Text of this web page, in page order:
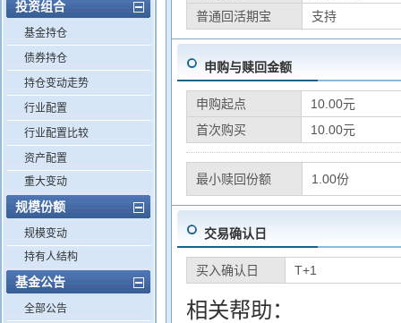
投资组合
基金持仓
债券持仓
持仓变动走势
行业配置
行业配置比较
资产配置
重大变动
规模份额
规模变动
持有人结构
基金公告
全部公告
普通回活期宝
支持
申购与赎回金额
申购起点
10.00元
首次购买
10.00元
最小赎回份额 1.00份
交易确认日
买入确认日 T+1
相关帮助：